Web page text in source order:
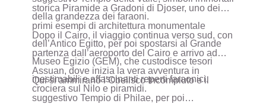
della grandezza dei faraoni.
storica Piramide a Gradoni di Djoser, uno dei
primi esempi di architettura monumentale
dell’Antico Egitto, per poi spostarsi al Grande
Museo Egizio (GEM), che custodisce tesori
inestimabili e affascinanti reperti faraonici.
Dopo il Cairo, il viaggio continua verso sud, con
partenza dall’aeroporto del Cairo e arrivo ad
Assuan, dove inizia la vera avventura in
crociera sul Nilo e piramidi.
Qui si ammirano l’Obelisco Incompiuto e il
suggestivo Tempio di Philae, per poi